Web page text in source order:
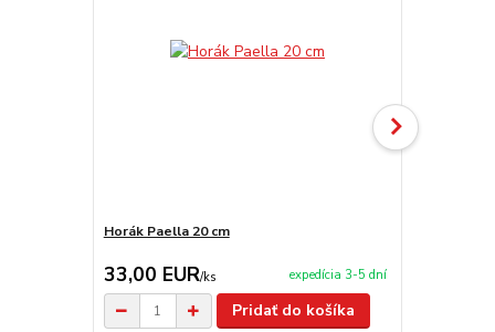
Horák Paella 20 cm
33,00 EUR/ks expedícia 3-5 dní
Pridať do košíka